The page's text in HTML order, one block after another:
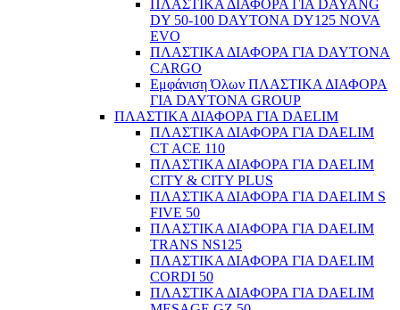
ΠΛΑΣΤΙΚΑ ΔΙΑΦΟΡΑ ΓΙΑ DAYANG
DY 50-100 DAYTONA DY125 NOVA
EVO
ΠΛΑΣΤΙΚΑ ΔΙΑΦΟΡΑ ΓΙΑ DAYTONA
CARGO
Εμφάνιση Όλων ΠΛΑΣΤΙΚΑ ΔΙΑΦΟΡΑ
ΓΙΑ DAYTONA GROUP
ΠΛΑΣΤΙΚΑ ΔΙΑΦΟΡΑ ΓΙΑ DAELIM
ΠΛΑΣΤΙΚΑ ΔΙΑΦΟΡΑ ΓΙΑ DAELIM
CT ACE 110
ΠΛΑΣΤΙΚΑ ΔΙΑΦΟΡΑ ΓΙΑ DAELIM
CITY & CITY PLUS
ΠΛΑΣΤΙΚΑ ΔΙΑΦΟΡΑ ΓΙΑ DAELIM S
FIVE 50
ΠΛΑΣΤΙΚΑ ΔΙΑΦΟΡΑ ΓΙΑ DAELIM
TRANS NS125
ΠΛΑΣΤΙΚΑ ΔΙΑΦΟΡΑ ΓΙΑ DAELIM
CORDI 50
ΠΛΑΣΤΙΚΑ ΔΙΑΦΟΡΑ ΓΙΑ DAELIM